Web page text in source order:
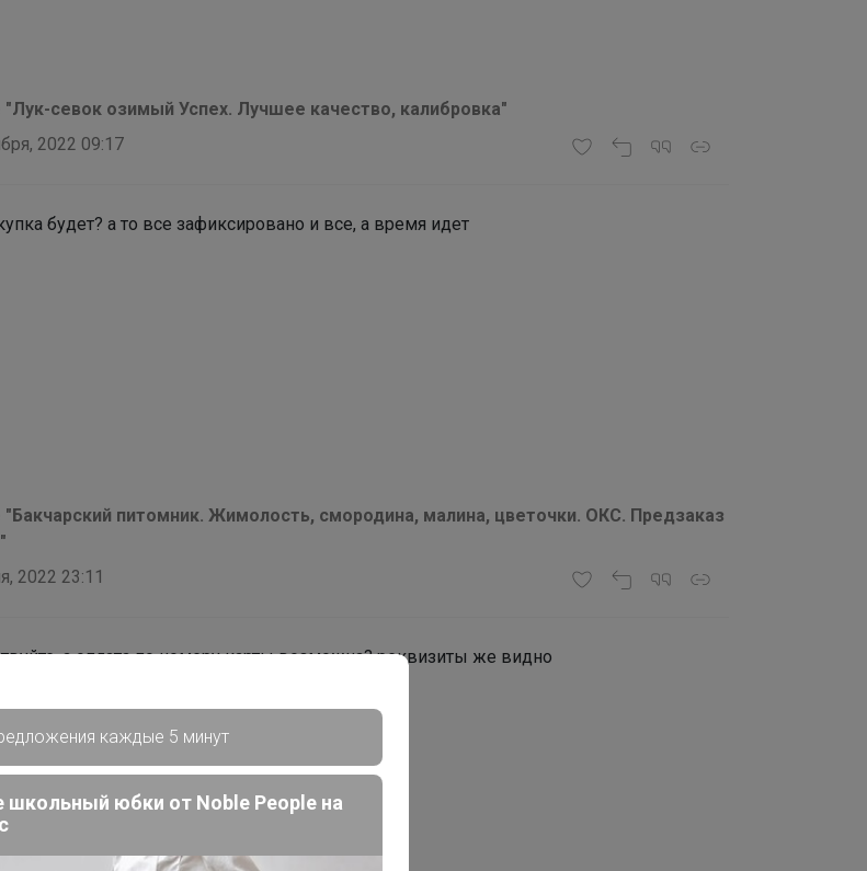
"Лук-севок озимый Успех. Лучшее качество, калибровка"
2022 09:17
будет? а то все зафиксировано и все, а время идет
"Бакчарский питомник. Жимолость, смородина, малина, цветочки. ОКС. Предзаказ
2022 23:11
а оплата по номеру карты возможна? реквизиты же видно
каждые 5 минут
школьный юбки от Nоblе Реoplе на